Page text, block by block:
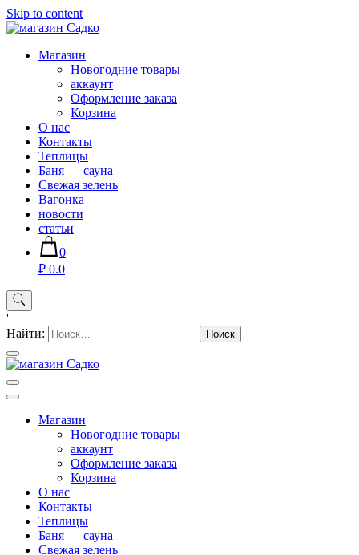
Skip to content
Магазин хозяйственных товаров для дома сада огорода —
sadko59.ru
Магазин
Новогодние товары
аккаунт
Оформление заказа
Корзина
О нас
Контакты
Теплицы
Баня — сауна
Свежая зелень
Вагонка
новости
статьи
0
₽ 0.0
'
Найти:
Магазин
Новогодние товары
аккаунт
Оформление заказа
Корзина
О нас
Контакты
Теплицы
Баня — сауна
Свежая зелень